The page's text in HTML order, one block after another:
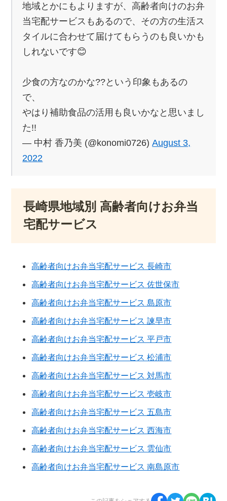
地域とかにもよりますが、高齢者向けのお弁
当宅配サービスもあるので、その方の生活ス
タイルに合わせて届けてもらうのも良いかも
しれないです😊
少食の方なのかな??という印象もあるの
で、
やはり補助食品の活用も良いかなと思いまし
た!!
— 中村 香乃美 (@konomi0726)August 3,
2022
長崎県地域別 高齢者向けお弁当
宅配サービス
高齢者向けお弁当宅配サービス 長崎市
高齢者向けお弁当宅配サービス 佐世保市
高齢者向けお弁当宅配サービス 島原市
高齢者向けお弁当宅配サービス 諫早市
高齢者向けお弁当宅配サービス 平戸市
高齢者向けお弁当宅配サービス 松浦市
高齢者向けお弁当宅配サービス 対馬市
高齢者向けお弁当宅配サービス 壱岐市
高齢者向けお弁当宅配サービス 五島市
高齢者向けお弁当宅配サービス 西海市
高齢者向けお弁当宅配サービス 雲仙市
高齢者向けお弁当宅配サービス 南島原市